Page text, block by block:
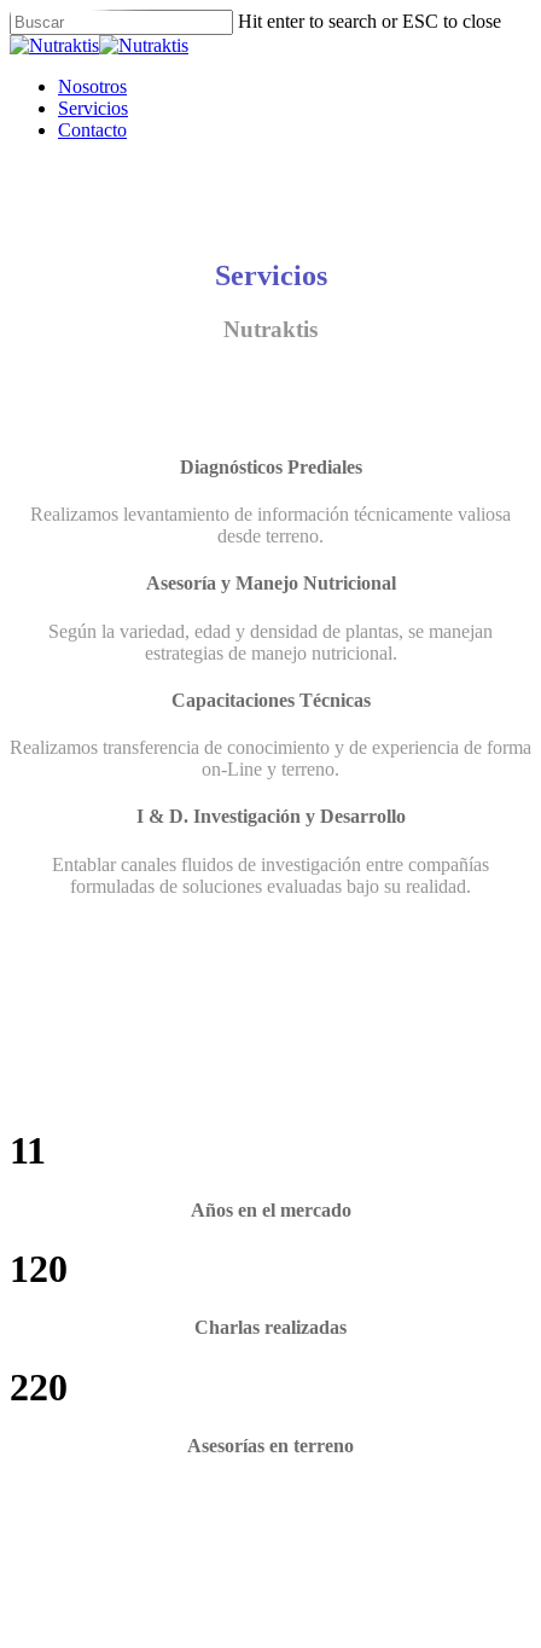
Skip
to
content
Hit enter to search or ESC to close
Close
Menu
Nosotros
Servicios
Contacto
Servicios
Nutraktis
Diagnósticos Prediales
Realizamos levantamiento de información técnicamente valiosa
desde terreno.
Asesoría y Manejo Nutricional
Según la variedad, edad y densidad de plantas, se manejan
estrategias de manejo nutricional.
Capacitaciones Técnicas
Realizamos transferencia de conocimiento y de experiencia de forma
on-Line y terreno.
I & D. Investigación y Desarrollo
Entablar canales fluidos de investigación entre compañías
formuladas de soluciones evaluadas bajo su realidad.
11
Años en el mercado
120
Charlas realizadas
220
Asesorías en terreno